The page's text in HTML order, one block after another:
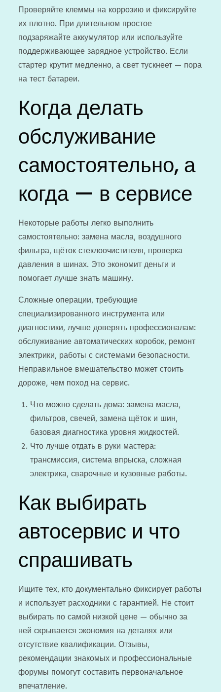
Проверяйте клеммы на коррозию и фиксируйте
их плотно. При длительном простое
подзаряжайте аккумулятор или используйте
поддерживающее зарядное устройство. Если
стартер крутит медленно, а свет тускнеет — пора
на тест батареи.
Когда делать
обслуживание
самостоятельно, а
когда — в сервисе
Некоторые работы легко выполнить
самостоятельно: замена масла, воздушного
фильтра, щёток стеклоочистителя, проверка
давления в шинах. Это экономит деньги и
помогает лучше знать машину.
Сложные операции, требующие
специализированного инструмента или
диагностики, лучше доверять профессионалам:
обслуживание автоматических коробок, ремонт
электрики, работы с системами безопасности.
Неправильное вмешательство может стоить
дороже, чем поход на сервис.
Что можно сделать дома: замена масла,
фильтров, свечей, замена щёток и шин,
базовая диагностика уровня жидкостей.
Что лучше отдать в руки мастера:
трансмиссия, система впрыска, сложная
электрика, сварочные и кузовные работы.
Как выбирать
автосервис и что
спрашивать
Ищите тех, кто документально фиксирует работы
и использует расходники с гарантией. Не стоит
выбирать по самой низкой цене — обычно за
ней скрывается экономия на деталях или
отсутствие квалификации. Отзывы,
рекомендации знакомых и профессиональные
форумы помогут составить первоначальное
впечатление.